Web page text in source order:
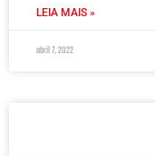
LEIA MAIS »
abril 7, 2022